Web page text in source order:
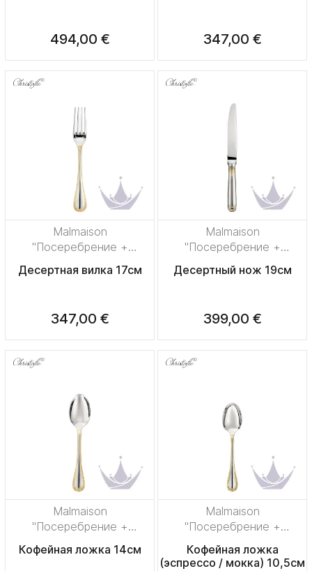
494,00 € 347,00 €
Malmaison
"Посеребрение +
узорная позолота"
Десертная вилка 17см
347,00 €
Malmaison
"Посеребрение +
узорная позолота"
Десертный нож 19см
399,00 €
Malmaison
"Посеребрение +
узорная позолота"
Кофейная ложка 14см
Malmaison
"Посеребрение +
узорная позолота"
Кофейная ложка
(эспрессо / мокка) 10,5см